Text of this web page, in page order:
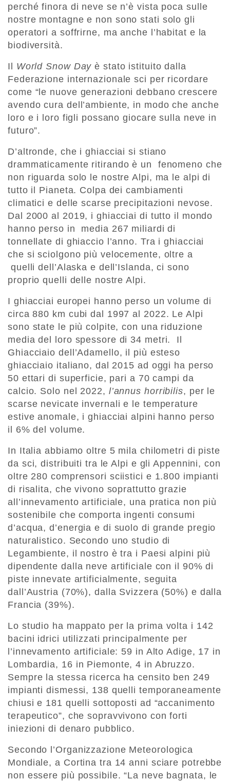
perché finora di neve se n’è vista poca sulle
nostre montagne e non sono stati solo gli
operatori a soffrirne, ma anche l’habitat e la
biodiversità.
Il World Snow Day è stato istituito dalla
Federazione internazionale sci per ricordare
come “le nuove generazioni debbano crescere
avendo cura dell’ambiente, in modo che anche
loro e i loro figli possano giocare sulla neve in
futuro”.
D’altronde, che i ghiacciai si stiano
drammaticamente ritirando è un fenomeno che
non riguarda solo le nostre Alpi, ma le alpi di
tutto il Pianeta. Colpa dei cambiamenti
climatici e delle scarse precipitazioni nevose.
Dal 2000 al 2019, i ghiacciai di tutto il mondo
hanno perso in media 267 miliardi di
tonnellate di ghiaccio l’anno. Tra i ghiacciai
che si sciolgono più velocemente, oltre a
quelli dell’Alaska e dell’Islanda, ci sono
proprio quelli delle nostre Alpi.
I ghiacciai europei hanno perso un volume di
circa 880 km cubi dal 1997 al 2022. Le Alpi
sono state le più colpite, con una riduzione
media del loro spessore di 34 metri. Il
Ghiacciaio dell’Adamello, il più esteso
ghiacciaio italiano, dal 2015 ad oggi ha perso
50 ettari di superficie, pari a 70 campi da
calcio. Solo nel 2022, l’annus horribilis, per le
scarse nevicate invernali e le temperature
estive anomale, i ghiacciai alpini hanno perso
il 6% del volume.
In Italia abbiamo oltre 5 mila chilometri di piste
da sci, distribuiti tra le Alpi e gli Appennini, con
oltre 280 comprensori sciistici e 1.800 impianti
di risalita, che vivono soprattutto grazie
all’innevamento artificiale, una pratica non più
sostenibile che comporta ingenti consumi
d’acqua, d’energia e di suolo di grande pregio
naturalistico. Secondo uno studio di
Legambiente, il nostro è tra i Paesi alpini più
dipendente dalla neve artificiale con il 90% di
piste innevate artificialmente, seguita
dall’Austria (70%), dalla Svizzera (50%) e dalla
Francia (39%).
Lo studio ha mappato per la prima volta i 142
bacini idrici utilizzati principalmente per
l’innevamento artificiale: 59 in Alto Adige, 17 in
Lombardia, 16 in Piemonte, 4 in Abruzzo.
Sempre la stessa ricerca ha censito ben 249
impianti dismessi, 138 quelli temporaneamente
chiusi e 181 quelli sottoposti ad “accanimento
terapeutico”, che sopravvivono con forti
iniezioni di denaro pubblico.
Secondo l’Organizzazione Meteorologica
Mondiale, a Cortina tra 14 anni sciare potrebbe
non essere più possibile. “La neve bagnata, le